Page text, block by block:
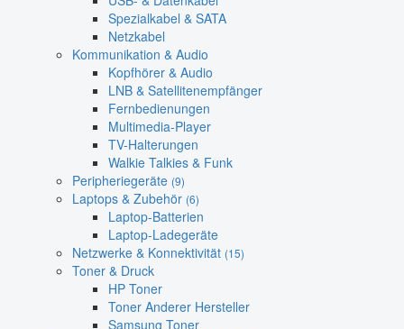
Spezialkabel & SATA
Netzkabel
Kommunikation & Audio
Kopfhörer & Audio
LNB & Satellitenempfänger
Fernbedienungen
Multimedia-Player
TV-Halterungen
Walkie Talkies & Funk
Peripheriegeräte (9)
Laptops & Zubehör (6)
Laptop-Batterien
Laptop-Ladegeräte
Netzwerke & Konnektivität (15)
Toner & Druck
HP Toner
Toner Anderer Hersteller
Samsung Toner